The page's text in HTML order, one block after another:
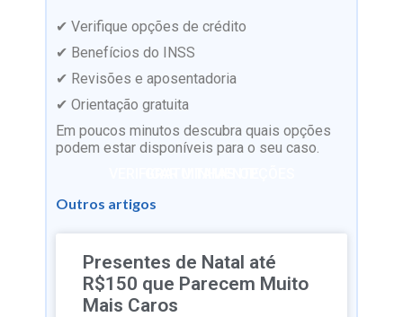
✔ Verifique opções de crédito
✔ Benefícios do INSS
✔ Revisões e aposentadoria
✔ Orientação gratuita
Em poucos minutos descubra quais opções
podem estar disponíveis para o seu caso.
Outros artigos
Presentes de Natal até
R$150 que Parecem Muito
Mais Caros